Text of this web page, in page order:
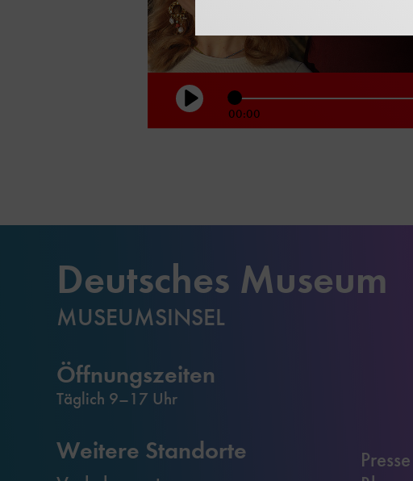
Play 00:00
Deutsches Museum
MUSEUMSINSEL
Öffnungszeiten
Täglich 9–17 Uhr
Weitere Standorte
Presse